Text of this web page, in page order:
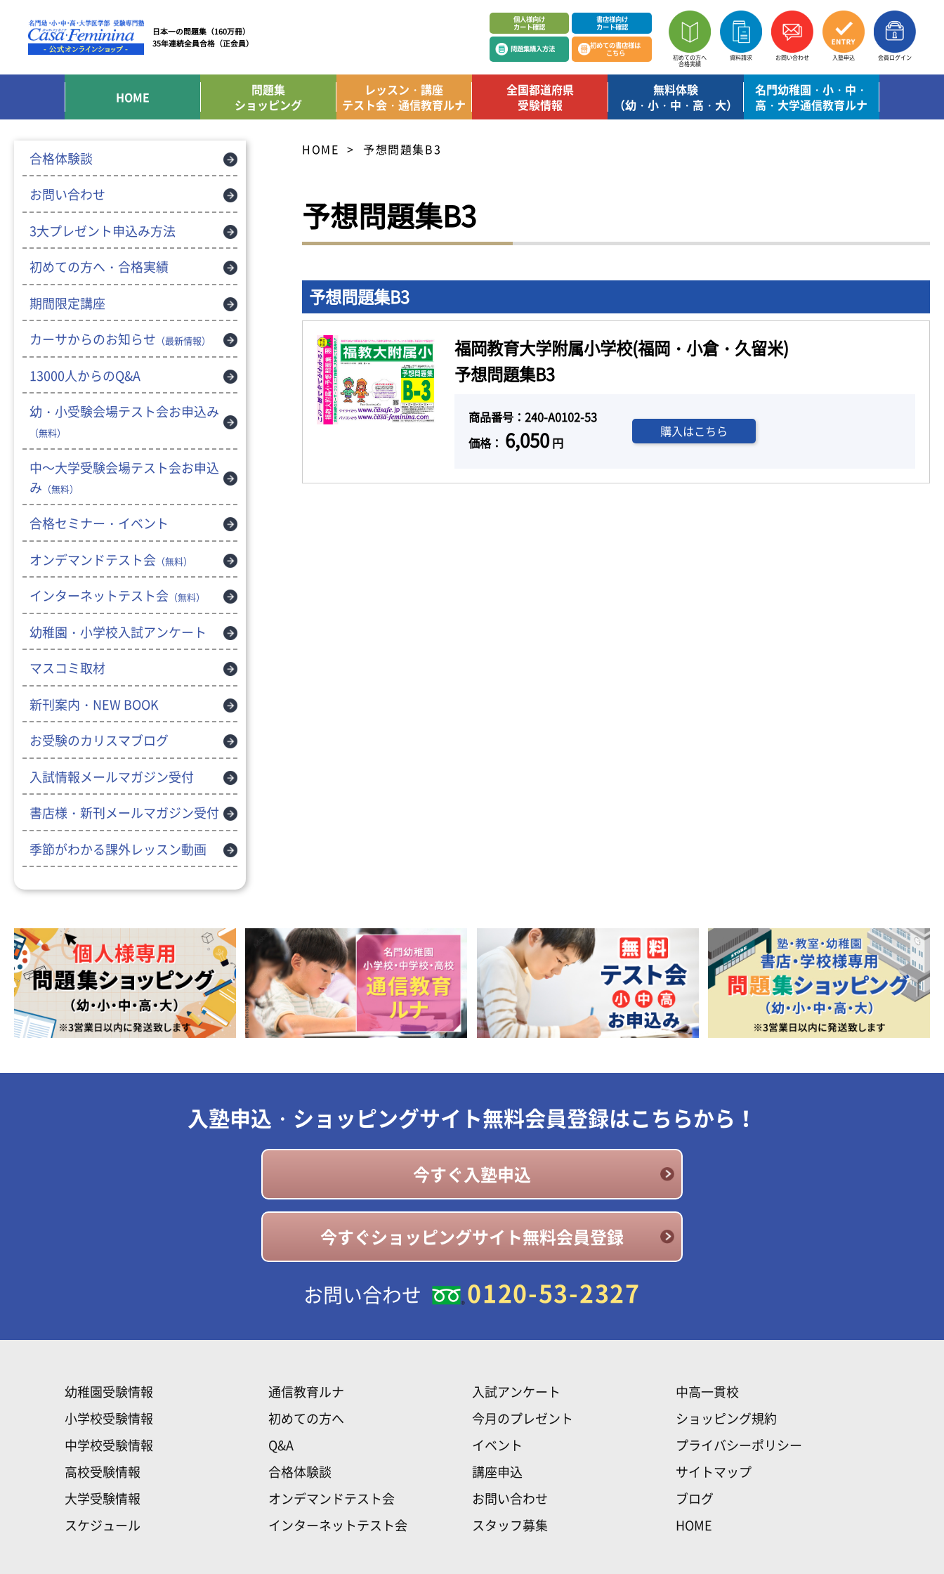
日本一の問題集（160万冊）
35年連続全員合格（正会員）
個人様向け
カート確認
書店様向け
カート確認
問題集購入方法 初めての書店様は
こちら 初めての方へ
合格実績
資料請求 お問い合わせ 入塾申込 会員ログイン
HOME
問題集
ショッピング
レッスン・講座
テスト会・通信教育ルナ
全国都道府県
受験情報
無料体験
（幼・小・中・高・大）
名門幼稚園・小・中・
高・大学通信教育ルナ
HOME 予想問題集B3
予想問題集B3
予想問題集B3
福岡教育大学附属小学校(福岡・小倉・久留米)
予想問題集B3
商品番号：240-A0102-53
価格： 6,050円
購入はこちら
合格体験談
お問い合わせ
3大プレゼント申込み方法
初めての方へ・合格実績
期間限定講座
カーサからのお知らせ （最新情報）
13000人からのQ&A
幼・小受験会場テスト会お申込み
（無料）
中～大学受験会場テスト会お申込
み （無料）
合格セミナー・イベント
オンデマンドテスト会 （無料）
インターネットテスト会 （無料）
幼稚園・小学校入試アンケート
マスコミ取材
新刊案内・NEW BOOK
お受験のカリスマブログ
入試情報メールマガジン受付
書店様・新刊メールマガジン受付
季節がわかる課外レッスン動画
入塾申込・ショッピングサイト無料会員登録はこちらから！
今すぐ入塾申込
今すぐショッピングサイト無料会員登録
お問い合わせ 0120-53-2327
幼稚園受験情報
小学校受験情報
中学校受験情報
高校受験情報
大学受験情報
スケジュール
通信教育ルナ
初めての方へ
Q&A
合格体験談
オンデマンドテスト会
インターネットテスト会
入試アンケート
今月のプレゼント
イベント
講座申込
お問い合わせ
スタッフ募集
中高一貫校
ショッピング規約
プライバシーポリシー
サイトマップ
ブログ
HOME